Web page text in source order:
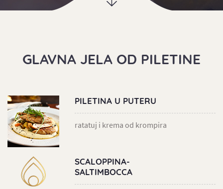
GLAVNA JELA OD PILETINE
PILETINA U PUTERU
ratatuj i krema od krompira
SCALOPPINA-
SALTIMBOCCA